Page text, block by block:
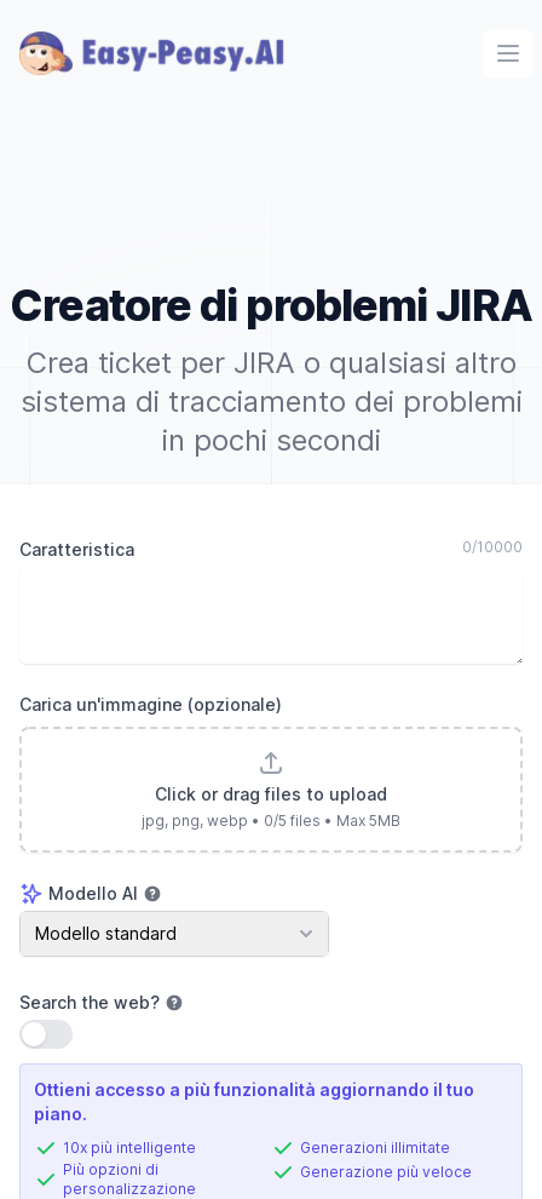
Creatore di problemi JIRA
Crea ticket per JIRA o qualsiasi altro
sistema di tracciamento dei problemi
in pochi secondi
Caratteristica 0/10000
Carica un'immagine (opzionale)
Click or drag files to upload
jpg, png, webp • 0/5 files • Max 5MB
Modello AI
Modello AI
Modello standard
Search the web?
Usa impostazione
Ottieni accesso a più funzionalità aggiornando il tuo
piano.
10x più intelligente
Più opzioni di
personalizzazione
Generazioni illimitate
Generazione più veloce